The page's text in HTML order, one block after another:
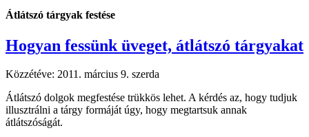
Átlátszó tárgyak festése
Hogyan fessünk üveget, átlátszó tárgyakat
Közzétéve: 2011. március 9. szerda
Átlátszó dolgok megfestése trükkös lehet. A kérdés az, hogy tudjuk
illusztrálni a tárgy formáját úgy, hogy megtartsuk annak
átlátszóságát.